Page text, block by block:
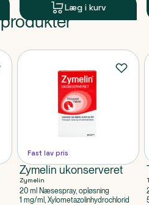
Læg i kurv
Fast lav pris
Zymelin ukonserveret
Zymelin
20 ml Næsespray, opløsning
1 mg/ml, Xylometazolinhydrochlorid